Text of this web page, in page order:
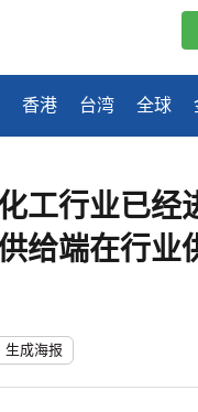
香港 台湾 全球
工行业已经
给端在行业
生成海报